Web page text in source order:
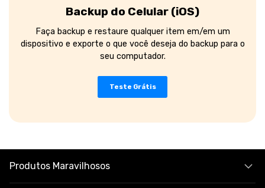
Backup do Celular (iOS)
Faça backup e restaure qualquer item em/em um
dispositivo e exporte o que você deseja do backup para o
seu computador.
Teste Grátis
Produtos Maravilhosos